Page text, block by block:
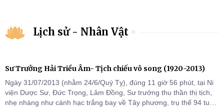
Lịch sử - Nhân Vật
Sư Trưởng Hải Triều Âm- Tịch chiếu vô song (1920-2013)
Ngày 31/07/2013 (nhằm 24/6/Quý Tỵ), đúng 11 giờ 56 phút, tại Ni
viện Dược Sư, Đức Trọng, Lâm Đồng, Sư trưởng thu thần thị tịch,
nhẹ nhàng như cánh hạc trắng bay về Tây phương, trụ thế 94 tuổi